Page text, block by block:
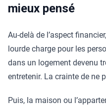
mieux pensé
Au-delà de l’aspect
lourde charge pour les
dans un logement devenu
entretenir. La crainte de ne
Puis, la maison ou